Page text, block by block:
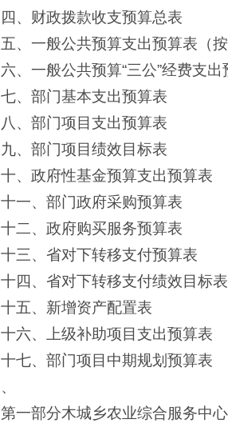
四、财政拨款收支预算总表
五、一般公共预算支出预算表（
六、一般公共预算“三公”经费支出
七、部门基本支出预算表
八、部门项目支出预算表
九、部门项目绩效目标表
十、政府性基金预算支出预算表
十一、部门政府采购预算表
十二、政府购买服务预算表
十三、省对下转移支付预算表
十四、省对下转移支付绩效目标表
十五、新增资产配置表
十六、上级补助项目支出预算表
十七、部门项目中期规划预算表
、
第一部分木城乡农业综合服务中